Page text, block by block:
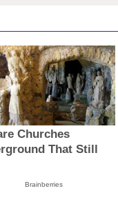
Churches
That Still
Brainberries